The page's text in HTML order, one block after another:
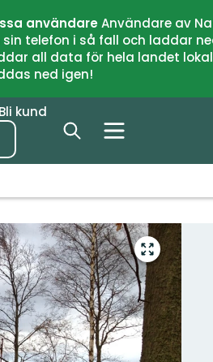
användareAnvändare av
telefon i så fall och laddar
all data för hela landet
ned igen!
Bli kund
Gå
till